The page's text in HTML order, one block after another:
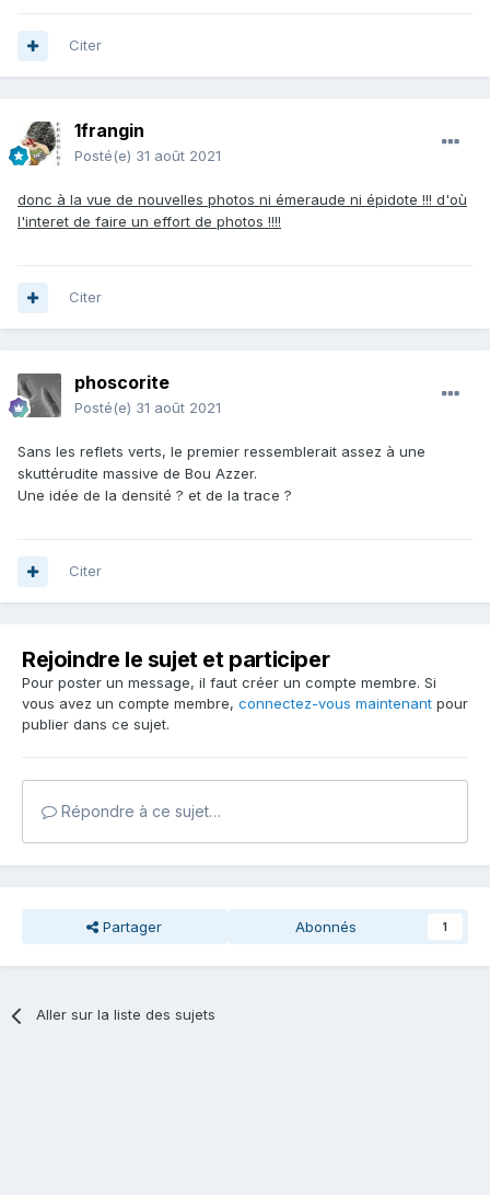
Citer
1frangin
Posté(e) 31 août 2021
donc à la vue de nouvelles photos ni émeraude ni épidote !!! d'où
l'interet de faire un effort de photos !!!!
Citer
phoscorite
Posté(e) 31 août 2021
Sans les reflets verts, le premier ressemblerait assez à une
skuttérudite massive de Bou Azzer.
Une idée de la densité ? et de la trace ?
Citer
Rejoindre le sujet et participer
Pour poster un message, il faut créer un compte membre. Si
vous avez un compte membre, connectez-vous maintenant pour
publier dans ce sujet.
Répondre à ce sujet…
Partager Abonnés 1
Aller sur la liste des sujets